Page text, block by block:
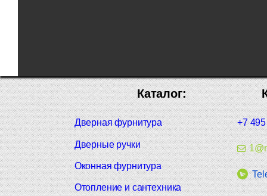
+7
Каталог:
Дверная фурнитура
Дверные ручки
Оконная фурнитура
Отопление и сантехника